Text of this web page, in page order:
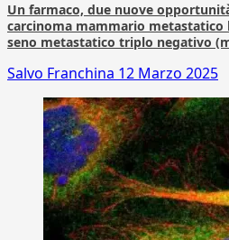
Un farmaco, due nuove
carcinoma mammario metastatico
seno metastatico triplo negativo
Salvo Franchina 12 Marzo 2025